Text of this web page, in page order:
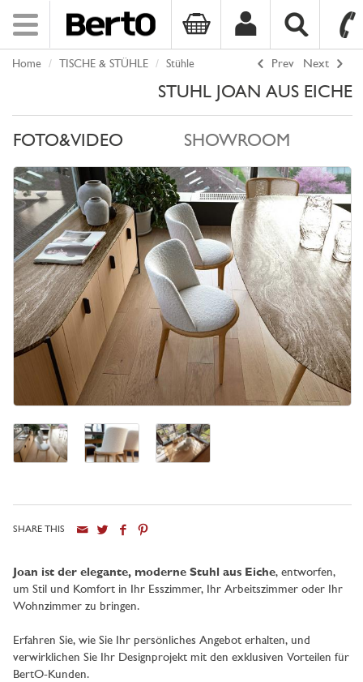
SKIP TO CONTENT
Toggle
navigation
Prev Next
Home TISCHE & STÜHLE Stühle
STUHL JOAN AUS EICHE
FOTO&VIDEO SHOWROOM
SHARE THIS
Joan ist der elegante, moderne Stuhl aus Eiche, entworfen,
um Stil und Komfort in Ihr Esszimmer, Ihr Arbeitszimmer oder Ihr
Wohnzimmer zu bringen.
Erfahren Sie, wie Sie Ihr persönliches Angebot erhalten, und
verwirklichen Sie Ihr Designprojekt mit den exklusiven Vorteilen für
BertO-Kunden.